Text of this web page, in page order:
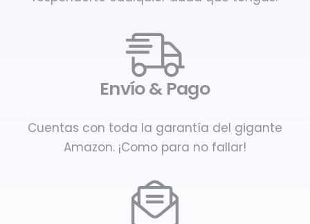
Envío & Pago
Cuentas con toda la garantía del gigante
Amazon. ¡Como para no fallar!